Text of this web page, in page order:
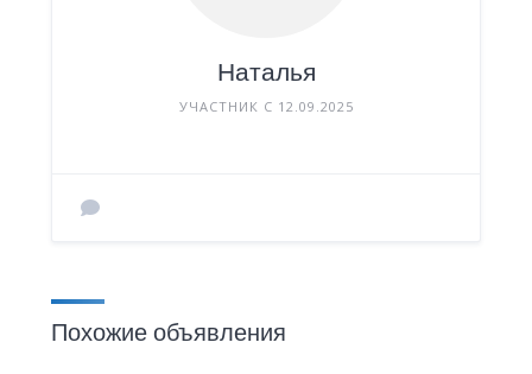
Наталья
УЧАСТНИК С 12.09.2025
Похожие объявления